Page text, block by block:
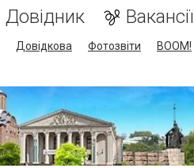
Довідник Вакансії
Довідкова Фотозвіти BOOM!